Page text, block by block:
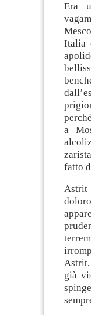
Era
Italia
a
fatto
Astrit
già